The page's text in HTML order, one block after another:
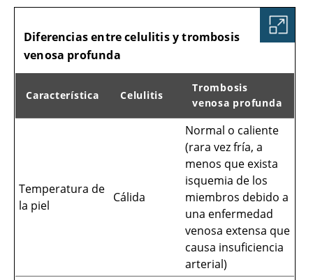
Diferencias entre celulitis y trombosis
venosa profunda
Diferencias entre celulitis y trombosis venosa profunda
Característica Celulitis
Trombosis
venosa profunda
Temperatura de
la piel
Cálida
Normal o caliente
(rara vez fría, a
menos que exista
isquemia de los
miembros debido a
una enfermedad
venosa extensa que
causa insuficiencia
arterial)